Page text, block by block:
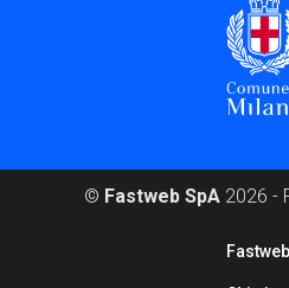
© Fastweb SpA 2026 -